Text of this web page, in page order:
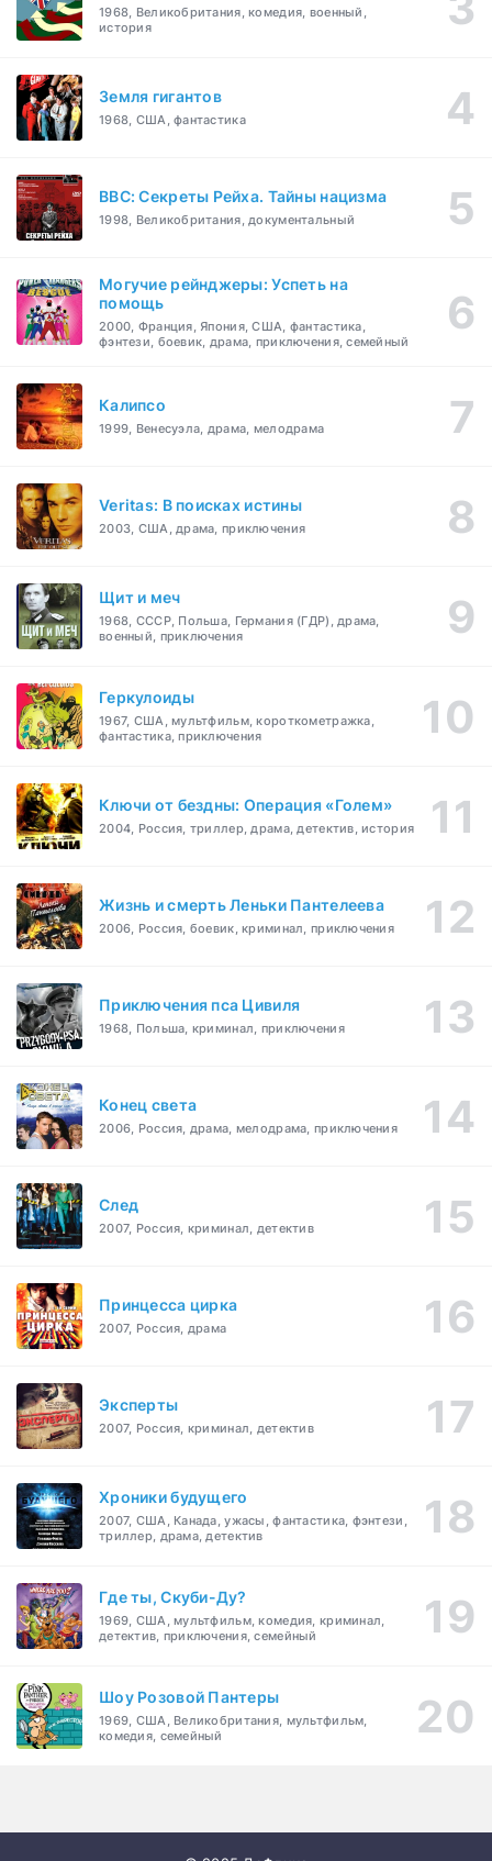
1968, Великобритания, комедия, военный,
история
Земля гигантов
1968, США, фантастика
BBC: Секреты Рейха. Тайны нацизма
1998, Великобритания, документальный
Могучие рейнджеры: Успеть на
помощь
2000, Франция, Япония, США, фантастика,
фэнтези, боевик, драма, приключения, семейный
Калипсо
1999, Венесуэла, драма, мелодрама
Veritas: В поисках истины
2003, США, драма, приключения
Щит и меч
1968, СССР, Польша, Германия (ГДР), драма,
военный, приключения
Геркулоиды
1967, США, мультфильм, короткометражка,
фантастика, приключения
Ключи от бездны: Операция «Голем»
2004, Россия, триллер, драма, детектив, история
Жизнь и смерть Леньки Пантелеева
2006, Россия, боевик, криминал, приключения
Приключения пса Цивиля
1968, Польша, криминал, приключения
Конец света
2006, Россия, драма, мелодрама, приключения
След
2007, Россия, криминал, детектив
Принцесса цирка
2007, Россия, драма
Эксперты
2007, Россия, криминал, детектив
Хроники будущего
2007, США, Канада, ужасы, фантастика, фэнтези,
триллер, драма, детектив
Где ты, Скуби-Ду?
1969, США, мультфильм, комедия, криминал,
детектив, приключения, семейный
Шоу Розовой Пантеры
1969, США, Великобритания, мультфильм,
комедия, семейный